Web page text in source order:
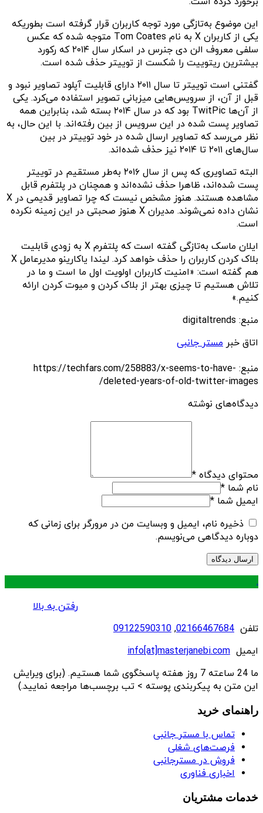
این موضوع به‌تازگی مورد توجه کاربران قرار گرفته است بطوریکه
یکی از کاربران X به نام Tom Coates متوجه شده که عکس
سلفی معروف الن دی جنرس در اسکار سال ۲۰۱۴ که رکورد
بیشترین ریتوییت را شکست از توییتر حذف شده است.
گفتنی است توییتر تا سال ۲۰۱۱ دارای قابلیت آپلود تصاویر نبود و
قبل از آن، از سرویس‌هایی میزبانی تصویر استفاده می‌کرد. یکی
از آن‌ها TwitPic بود که در سال ۲۰۱۴ بسته شد، بنابراین همه
تصاویر پست شده در این سرویس از بین رفته‌اند. با این حال، به
نظر می‌رسد که تصاویر ارسال شده در خود توییتر در بین
سال‌های ۲۰۱۱ تا ۲۰۱۴ نیز حذف شده‌اند.
البته تصاویری که پس از سال ۲۰۱۶ به‌طر مستقیم در توییتر
پست شده‌اند، ظاهرا حذف نشده‌اند و همچنان در پلتفرم قابل
مشاهده هستند. هنوز مشخص نیست که چرا تصاویر قدیمی در X
نشان داده نمی‌شوند. مدیران X هنوز صحبتی در این زمینه نکرده
است.
ایلان ماسک به‌تازگی گفته است که پلتفرم X به زودی قابلیت
بلاک کردن کاربران را حذف خواهد کرد. لیندا یاکارینو مدیرعامل X
هم گفته است: «امنیت کاربران اولویت اول ما است و ما در
تلاش هستیم تا چیزی بهتر از بلاک کردن و میوت کردن ارائه
کنیم.»
منبع: digitaltrends
اتاق خبر مستر جانبی
منبع: https://techfars.com/258883/x-seems-to-have-
deleted-years-of-old-twitter-images/
دیدگاه‌های نوشته
محتوای دیدگاه *
نام شما *
ایمیل شما *
ذخیره نام، ایمیل و وبسایت من در مرورگر برای زمانی که
دوباره دیدگاهی می‌نویسم.
.
رفتن به بالا
تلفن 02166467684
,
09122590310
ایمیل info[at]masterjanebi.com
ما 24 ساعته 7 روز هفته پاسخگوی شما هستیم. (برای ویرایش
این متن به پیکربندی پوسته > تب برچسب‌ها مراجعه نمایید.)
راهنمای خرید
تماس با مستر جانبی
فرصت‌های شغلی
فروش در مسترجانبی
اخباری فناوری
خدمات مشتریان